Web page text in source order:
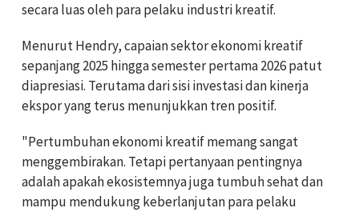
secara luas oleh para pelaku industri kreatif.
Menurut Hendry, capaian sektor ekonomi kreatif
sepanjang 2025 hingga semester pertama 2026 patut
diapresiasi. Terutama dari sisi investasi dan kinerja
ekspor yang terus menunjukkan tren positif.
"Pertumbuhan ekonomi kreatif memang sangat
menggembirakan. Tetapi pertanyaan pentingnya
adalah apakah ekosistemnya juga tumbuh sehat dan
mampu mendukung keberlanjutan para pelaku